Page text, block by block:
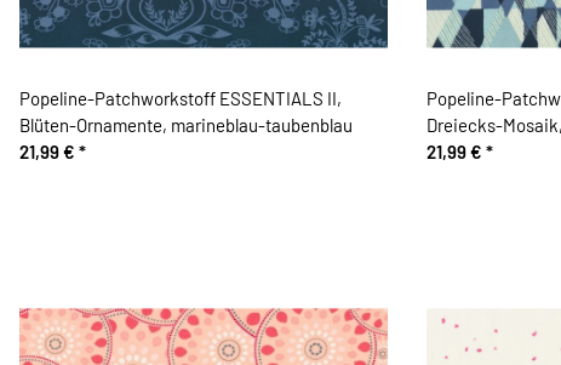
Popeline-Patchworkstoff ESSENTIALS II,
Blüten-Ornamente, marineblau-taubenblau
21,99 € *
Popeline-
Dreiecks-
21,99 € *